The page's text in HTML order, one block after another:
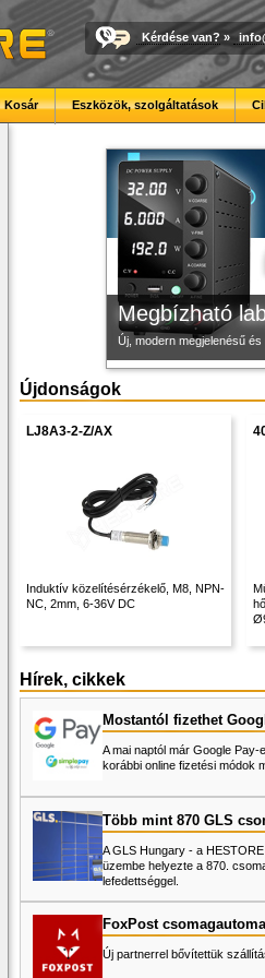
Kérdése van? »
Kosár Eszközök, szolgáltatások
Megbízható
Új, modern megjelenésű
3D nyomtató
Kiváló minőségű, gyárilag
Új PLA
Modulvilág
Újdonságok
LJ8A3-2-Z/AX
Induktív közelítésérzékelő, M8, NPN-
NC, 2mm, 6-36V DC
Hírek, cikkek
Mostantól fizethet
A mai naptól már Google
korábbi online fizetési módok
Több mint 870 GLS
A GLS Hungary - a
üzembe helyezte a 870.
lefedettséggel.
FoxPost
Új partnerrel bővítettük